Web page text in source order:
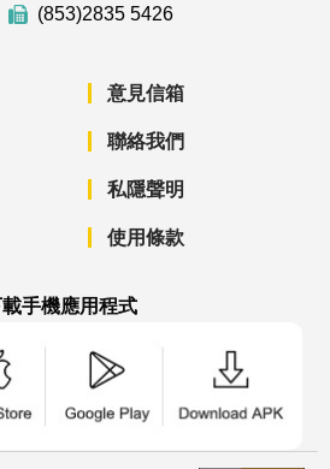
(853)2835 5426
意見信箱
聯絡我們
私隱聲明
使用條款
手機應用程式